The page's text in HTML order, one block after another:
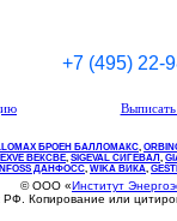
+7 (495) 22-
БРОЕН БАЛЛОМАКС,
ВЕКСВЕ, SIGEVAL СИГЕВАЛ ,
ДАНФОСС, WIKA ВИКА,
© ООО «Институт
РФ. Копирование или